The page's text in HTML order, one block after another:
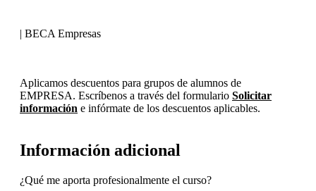
| BECA Empresas
Aplicamos descuentos para grupos de alumnos de
EMPRESA. Escríbenos a través del formulario Solicitar
información e infórmate de los descuentos aplicables.
Información adicional
¿Qué me aporta profesionalmente el curso?